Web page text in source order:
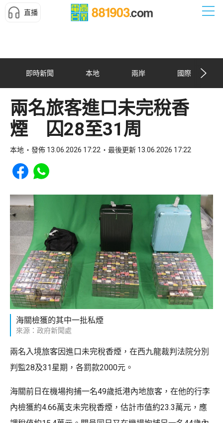
直播
即時新聞 本地 兩岸 國際
兩名旅客進口未完稅香
煙 囚28至31周
本地 發佈 13.06.2026 17:22 最後更新 13.06.2026 17:22
Share to Facebook
Share to WhatsApp
海關檢獲的其中一批私煙
來源：政府新聞處
兩名入境旅客因進口未完稅香煙，在西九龍裁判法院分別
判監28及31星期，各罰款2000元。
海關前日在機場拘捕一名49歲抵港內地旅客，在他的行李
內檢獲約4.66萬支未完稅香煙，估計市值約23.3萬元，應